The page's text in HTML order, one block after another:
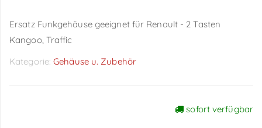
Ersatz Funkgehäuse geeignet für Renault - 2 Tasten
Kangoo, Traffic
Kategorie:Gehäuse u. Zubehör
sofort verfügbar